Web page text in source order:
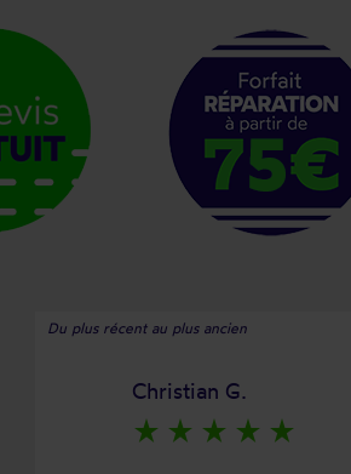
Du plus récent au plus ancien
Christian G.
star_rate star_rate star_rate star_rate star_rate